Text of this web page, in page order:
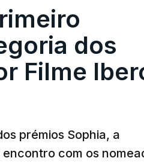
dos
Filme
prémios Sophia, a
com os